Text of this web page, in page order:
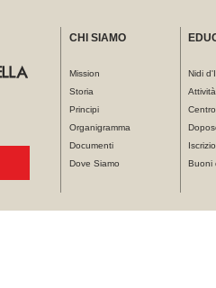
CHI SIAMO
Mission
Storia
Principi
Organigramma
Documenti
Dove Siamo
Nidi
Buoni